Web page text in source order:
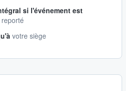
si l'événement est
votre siège